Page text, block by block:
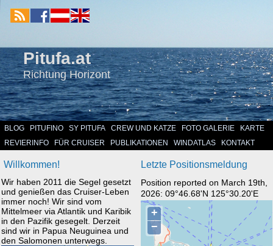
Pitufa.at
Richtung Horizont
BLOG PITUFINO SY PITUFA CREW UND KATZE FOTO GALERIE
KARTE
REVIERINFO
FÜR CRUISER PUBLIKATIONEN WINDATLAS KONTAKT
Willkommen!
Wir haben 2011 die Segel gesetzt
und genießen das Cruiser-Leben
immer noch! Wir sind vom
Mittelmeer via Atlantik und Karibik
in den Pazifik gesegelt. Derzeit
sind wir in Papua Neuguinea und
den Salomonen unterwegs.
Letzte Positionsmeldung
Position reported on March 19th,
2026: 09°46.68'N 125°30.20'E